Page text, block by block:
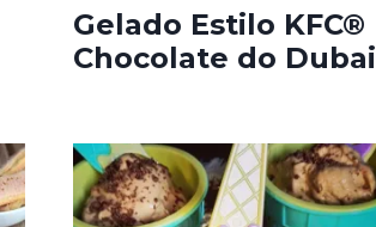
Gelado Estilo KFC®
Chocolate do Dubai